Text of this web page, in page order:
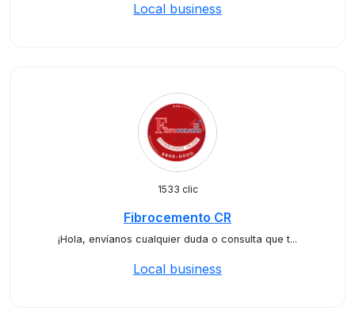
Local business
1533 clic
Fibrocemento CR
¡Hola, envíanos cualquier duda o consulta que t...
Local business